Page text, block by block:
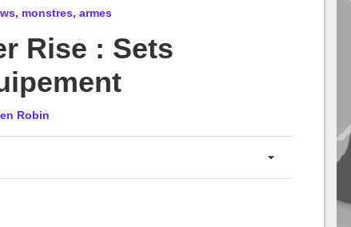
monstres, armes
Rise : Sets
Robin